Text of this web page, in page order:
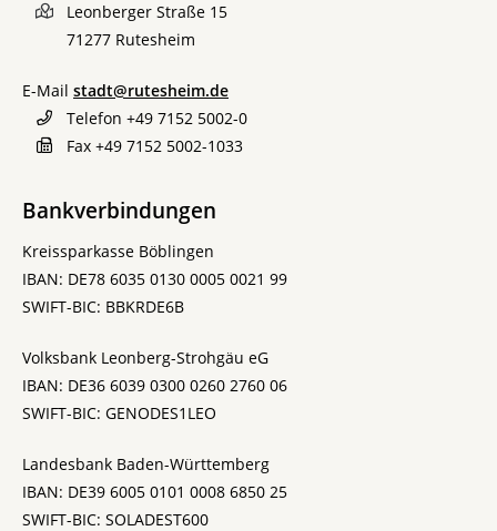
Leonberger Straße 15
71277 Rutesheim
E-Mail stadt@rutesheim.de
Telefon +49 7152 5002-0
Fax +49 7152 5002-1033
Bankverbindungen
Kreissparkasse Böblingen
IBAN: DE78 6035 0130 0005 0021 99
SWIFT-BIC: BBKRDE6B
Volksbank Leonberg-Strohgäu eG
IBAN: DE36 6039 0300 0260 2760 06
SWIFT-BIC: GENODES1LEO
Landesbank Baden-Württemberg
IBAN: DE39 6005 0101 0008 6850 25
SWIFT-BIC: SOLADEST600